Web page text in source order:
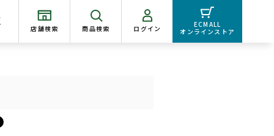
店舗検索 商品検索 ログイン
ECMALL
オンラインストア